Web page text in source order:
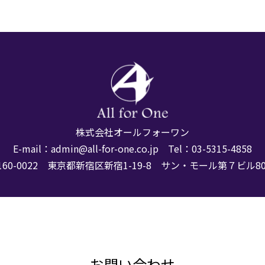
株式会社オールフォーワン
E-mail： admin@all-for-one.co.jp Tel： 03-5315-4858
0022 東京都新宿区新宿1-19-8 サン・モール第７ビル